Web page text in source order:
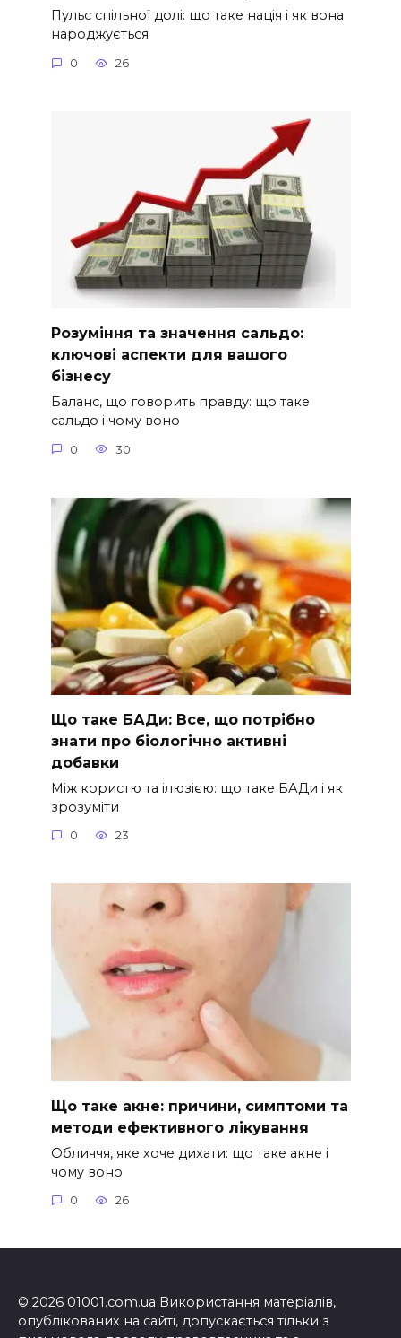
Пульс спільної долі: що таке нація і як вона
народжується
0 26
Розуміння та значення сальдо:
ключові аспекти для вашого
бізнесу
Баланс, що говорить правду: що таке
сальдо і чому воно
0 30
Що таке БАДи: Все, що потрібно
знати про біологічно активні
добавки
Між користю та ілюзією: що таке БАДи і як
зрозуміти
0 23
Що таке акне: причини, симптоми та
методи ефективного лікування
Обличчя, яке хоче дихати: що таке акне і
чому воно
0 26
© 2026 01001.com.ua Використання матеріалів,
опублікованих на сайті, допускається тільки з